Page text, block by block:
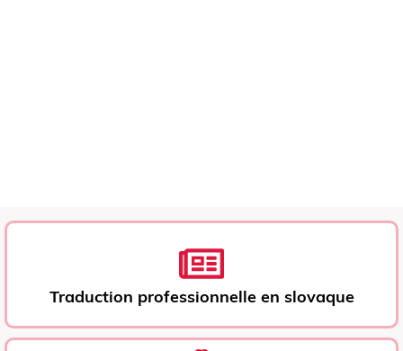
Traduction professionnelle en slovaque